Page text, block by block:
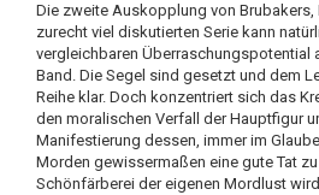
Die zweite Auskopplung von
zurecht viel diskutierten Serie kann
vergleichbaren Überraschungspotential
Band. Die Segel sind gesetzt und dem
Reihe klar. Doch konzentriert sich das
den moralischen Verfall der Hauptfigur
Manifestierung dessen, immer im
Morden gewissermaßen eine gute Tat
Schönfärberei der eigenen Mordlust